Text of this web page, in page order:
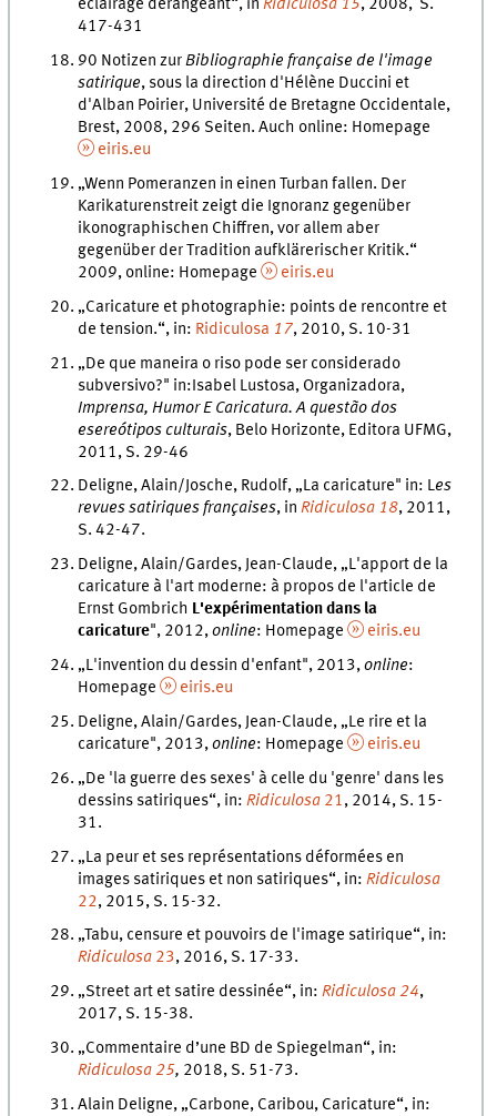
éclairage dérangeant“, inRidiculosa 15, 2008, S.
417-431
90 Notizen zurBibliographie française de l'image
satirique, sous la direction d'Hélène Duccini et
d'Alban Poirier, Université de Bretagne Occidentale,
Brest, 2008, 296 Seiten. Auch online: Homepage
eiris.eu
„Wenn Pomeranzen in einen Turban fallen. Der
Karikaturenstreit zeigt die Ignoranz gegenüber
ikonographischen Chiffren, vor allem aber
gegenüber der Tradition aufklärerischer Kritik.“
2009, online: Homepage
eiris.eu
„Caricature et photographie: points de rencontre et
de tension.“, in: Ridiculosa 17, 2010, S. 10-31
„De que maneira o riso pode ser considerado
subversivo?" in:Isabel Lustosa, Organizadora,
Imprensa, Humor E Caricatura. A questão dos
esereótipos culturais, Belo Horizonte, Editora UFMG,
2011, S. 29-46
Deligne, Alain/Josche, Rudolf, „La caricature" in: Les
revues satiriques françaises, inRidiculosa 18, 2011,
S. 42-47.
Deligne, Alain/Gardes, Jean-Claude, „L'apport de la
caricature à l'art moderne: à propos de l'article de
Ernst Gombrich L'expérimentation dans la
caricature", 2012,online: Homepage
eiris.eu
„L'invention du dessin d'enfant", 2013,online:
Homepage
eiris.eu
Deligne, Alain/Gardes, Jean-Claude, „Le rire et la
caricature", 2013,online: Homepage
eiris.eu
„De 'la guerre des sexes' à celle du 'genre' dans les
dessins satiriques“, in:Ridiculosa 21, 2014, S. 15-
31.
„La peur et ses représentations déformées en
images satiriques et non satiriques“, in:Ridiculosa
22, 2015, S. 15-32.
„Tabu, censure et pouvoirs de l'image satirique“, in:
Ridiculosa 23, 2016, S. 17-33.
„Street art et satire dessinée“, in:Ridiculosa 24,
2017, S. 15-38.
„Commentaire d’une BD de Spiegelman“, in:
Ridiculosa 25, 2018, S. 51-73.
Alain Deligne, „Carbone, Caribou, Caricature“, in: